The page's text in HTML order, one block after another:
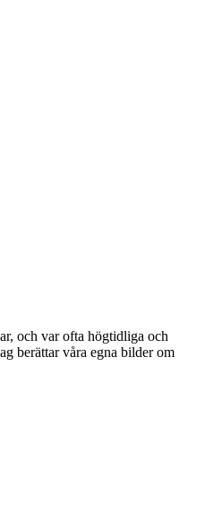
och var ofta högtidliga och
berättar våra egna bilder om